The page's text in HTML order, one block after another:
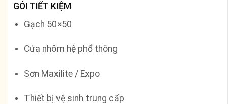
GÓI TIẾT KIỆM
Gạch 50×50
Cửa nhôm hệ phổ thông
Sơn Maxilite / Expo
Thiết bị vệ sinh trung cấp